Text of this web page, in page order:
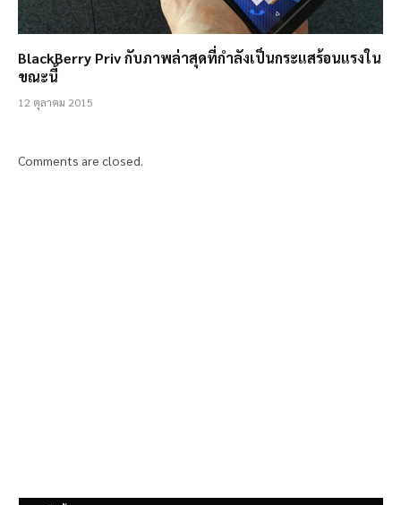
BlackBerry Priv กับภาพล่าสุดที่กำลังเป็นกระแสร้อนแรงใน
ขณะนี้
12 ตุลาคม 2015
Comments are closed.